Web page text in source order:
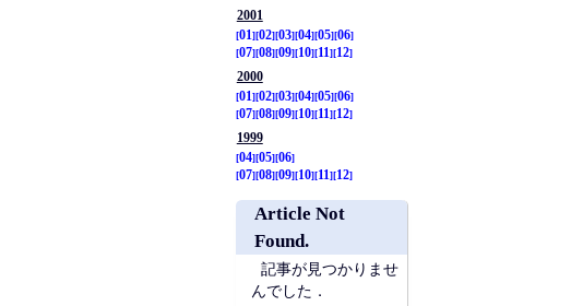
2001
01
02 03 04 05 06
07 08 09 10 11
12
2000
01
02 03 04 05 06
07 08 09 10 11
12
1999
04 05 06
07 08 09 10 11 12
Article Not
Found.
記事が見つかりませ
んでした．